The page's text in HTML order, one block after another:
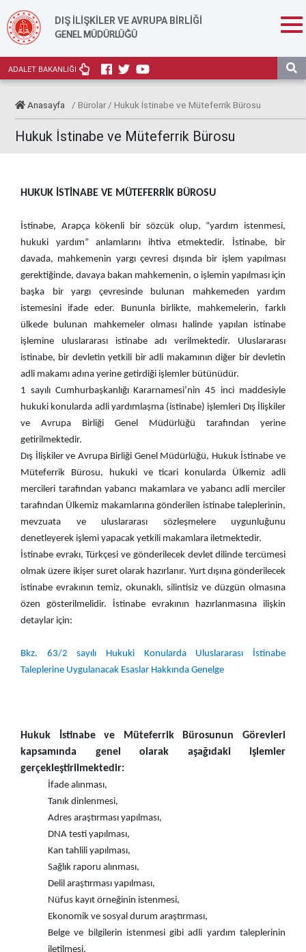
DIŞ İLİŞKİLER VE AVRUPA BİRLİĞİ
GENEL MÜDÜRLÜĞÜ
ADALET BAKANLIĞI
Anasayfa / Bürolar / Hukuk İstinabe ve Müteferrik Bürosu
Hukuk İstinabe ve Müteferrik Bürosu
HUKUK İSTİNABE VE MÜTEFERRİK BÜROSU
İstinabe, Arapça kökenli bir sözcük olup, “yardım istenmesi,
hukuki yardım” anlamlarını ihtiva etmektedir. İstinabe, bir
davada, mahkemenin yargı çevresi dışında bir işlem yapılması
gerektiğinde, davaya bakan mahkemenin, o işlemin yapılması için
başka bir yargı çevresinde bulunan mahkemeden yardım
istemesini ifade eder. Bununla birlikte, mahkemelerin, farklı
ülkede bulunan mahkemeler olması halinde yapılan istinabe
işlemine uluslararası istinabe adı verilmektedir. Uluslararası
istinabe, bir devletin yetkili bir adli makamının diğer bir devletin
adli makamı adına yerine getirdiği işlemler bütünüdür.
1 sayılı Cumhurbaşkanlığı Kararnamesi’nin 45 inci maddesiyle
hukuki konularda adli yardımlaşma (istinabe) işlemleri Dış İlişkiler
ve Avrupa Birliği Genel Müdürlüğü tarafından yerine
getirilmektedir.
Dış İlişkiler ve Avrupa Birliği Genel Müdürlüğü, Hukuk İstinabe ve
Müteferrik Bürosu, hukuki ve ticari konularda Ülkemiz adli
mercileri tarafından yabancı makamlara ve yabancı adli merciler
tarafından Ülkemiz makamlarına gönderilen istinabe taleplerinin,
mevzuata ve uluslararası sözleşmelere uygunluğunu
denetleyerek işlemi yapacak yetkili makamlara iletmektedir.
İstinabe evrakı, Türkçesi ve gönderilecek devlet dilinde tercümesi
olmak üzere ikişer suret olarak hazırlanır. Yurt dışına gönderilecek
istinabe evrakının temiz, okunaklı, silintisiz ve düzgün olmasına
özen gösterilmelidir. İstinabe evrakının hazırlanmasına ilişkin
detaylar için:
Bkz. 63/2 sayılı Hukuki Konularda Uluslararası İstinabe
Taleplerine Uygulanacak Esaslar Hakkında Genelge
Hukuk İstinabe ve Müteferrik Bürosunun Görevleri
kapsamında genel olarak aşağıdaki işlemler
gerçekleştirilmektedir:
İfade alınması,
Tanık dinlenmesi,
Adres araştırması yapılması,
DNA testi yapılması,
Kan tahlili yapılması,
Sağlık raporu alınması,
Delil araştırması yapılması,
Nüfus kayıt örneğinin istenmesi,
Ekonomik ve sosyal durum araştırması,
Belge ve bilgilerin istenmesi gibi adli yardım taleplerinin
iletilmesi,